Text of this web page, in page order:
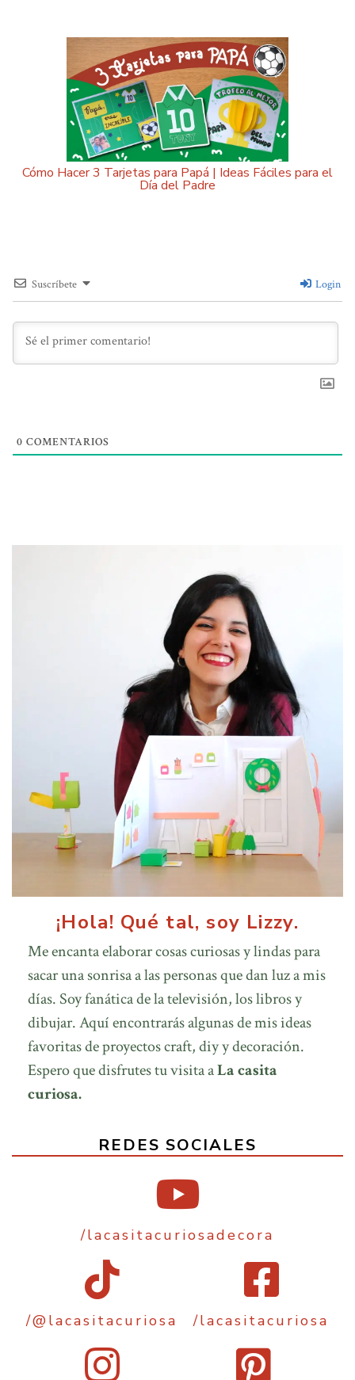
Cómo Hacer 3 Tarjetas para Papá | Ideas Fáciles para el
Día del Padre
Suscríbete Login
0 COMENTARIOS
¡Hola! Qué tal, soy Lizzy.
Me encanta elaborar cosas curiosas y lindas para
sacar una sonrisa a las personas que dan luz a mis
días. Soy fanática de la televisión, los libros y
dibujar. Aquí encontrarás algunas de mis ideas
favoritas de proyectos craft, diy y decoración.
Espero que disfrutes tu visita aLa casita
curiosa.
REDES SOCIALES
/lacasitacuriosadecora
/@lacasitacuriosa /lacasitacuriosa